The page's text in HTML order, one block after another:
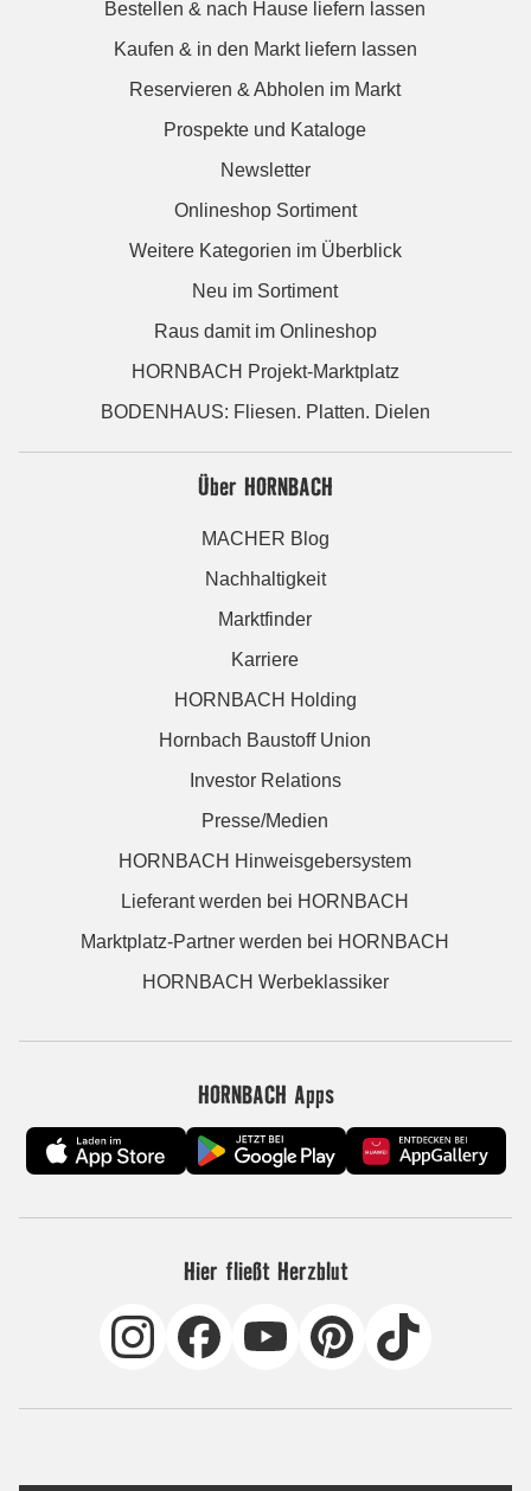
Bestellen & nach Hause liefern lassen
Kaufen & in den Markt liefern lassen
Reservieren & Abholen im Markt
Prospekte und Kataloge
Newsletter
Onlineshop Sortiment
Weitere Kategorien im Überblick
Neu im Sortiment
Raus damit im Onlineshop
HORNBACH Projekt-Marktplatz
BODENHAUS: Fliesen. Platten. Dielen
Über HORNBACH
MACHER Blog
Nachhaltigkeit
Marktfinder
Karriere
HORNBACH Holding
Hornbach Baustoff Union
Investor Relations
Presse/Medien
HORNBACH Hinweisgebersystem
Lieferant werden bei HORNBACH
Marktplatz-Partner werden bei HORNBACH
HORNBACH Werbeklassiker
HORNBACH Apps
Hier fließt Herzblut